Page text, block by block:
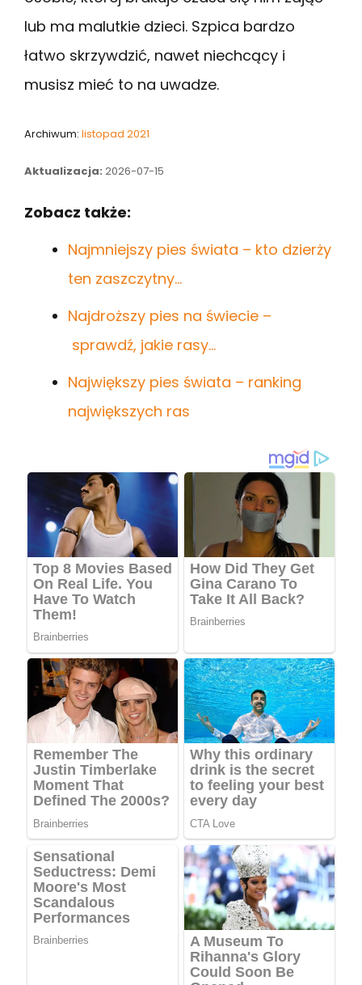
lub ma malutkie dzieci. Szpica bardzo
łatwo skrzywdzić, nawet niechcący i
musisz mieć to na uwadze.
Archiwum: listopad 2021
Aktualizacja: 2026-07-15
Zobacz także:
Najmniejszy pies świata – kto dzierży
ten zaszczytny…
Najdroższy pies na świecie –
sprawdź, jakie rasy…
Największy pies świata – ranking
największych ras